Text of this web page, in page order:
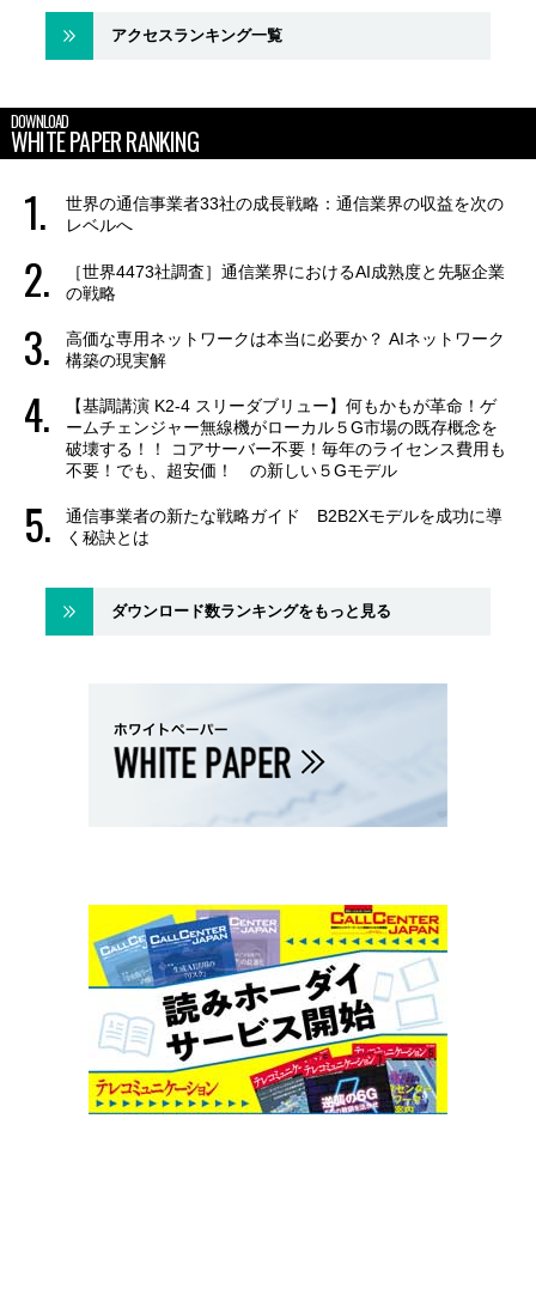
アクセスランキング一覧
DOWNLOAD
WHITE PAPER RANKING
世界の通信事業者33社の成長戦略：通信業界の収益を次の
レベルへ
［世界4473社調査］通信業界におけるAI成熟度と先駆企業
の戦略
高価な専用ネットワークは本当に必要か？ AIネットワーク
構築の現実解
【基調講演 K2-4 スリーダブリュー】何もかもが革命！ゲ
ームチェンジャー無線機がローカル５G市場の既存概念を
破壊する！！ コアサーバー不要！毎年のライセンス費用も
不要！でも、超安価！ の新しい５Gモデル
通信事業者の新たな戦略ガイド B2B2Xモデルを成功に導
く秘訣とは
ダウンロード数ランキングをもっと見る